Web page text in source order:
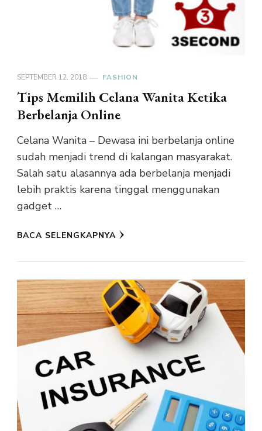
SEPTEMBER 12, 2018 FASHION
Tips Memilih Celana Wanita Ketika
Berbelanja Online
Celana Wanita – Dewasa ini berbelanja online
sudah menjadi trend di kalangan masyarakat.
Salah satu alasannya ada berbelanja menjadi
lebih praktis karena tinggal menggunakan
gadget …
BACA SELENGKAPNYA